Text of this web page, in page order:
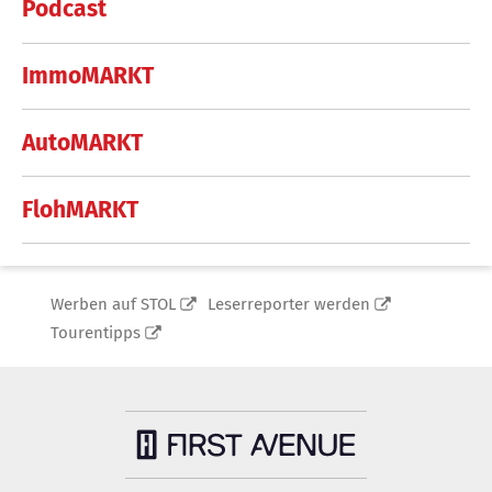
Podcast
ImmoMARKT
AutoMARKT
FlohMARKT
Werben auf STOL
Leserreporter werden
Tourentipps